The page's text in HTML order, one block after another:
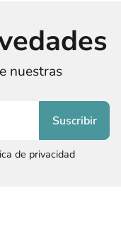
nuestras
de privacidad